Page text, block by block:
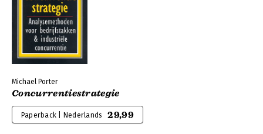
Michael Porter
Concurrentiestrategie
Paperback | Nederlands 29,99